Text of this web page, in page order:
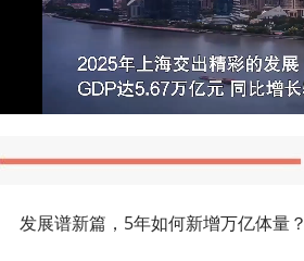
发展谱新篇，5年如何新增万亿体量？